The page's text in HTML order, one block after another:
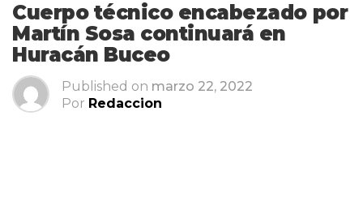
Cuerpo técnico encabezado por
Martín Sosa continuará en
Huracán Buceo
Published on marzo 22, 2022
Por Redaccion